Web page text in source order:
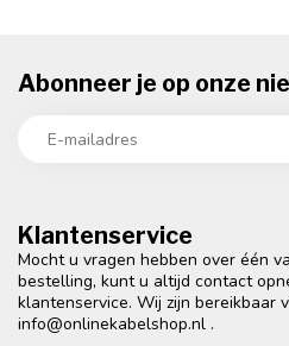
Klantenservice
Mocht u vragen hebben over één
bestelling, kunt u altijd contact
klantenservice. Wij zijn bereikbaar
info@onlinekabelshop.nl .
Abonneer je op onze